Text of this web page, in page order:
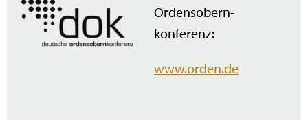
Ordensobern­
konferenz:
www.orden.de